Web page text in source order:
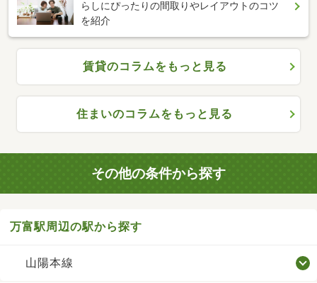
らしにぴったりの間取りやレイアウトのコツ
を紹介
賃貸のコラムをもっと見る
住まいのコラムをもっと見る
その他の条件から探す
万富駅周辺の駅から探す
山陽本線